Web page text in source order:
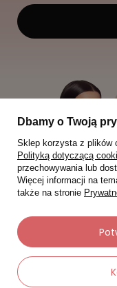
Moje zamówienia
Dbamy o Twoją
Sklep korzysta z plików
Polityką dotyczącą
przechowywania lub
Więcej informacji na
także na stronie